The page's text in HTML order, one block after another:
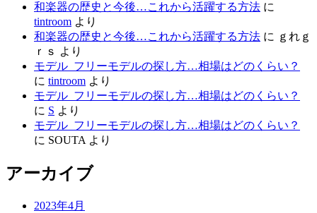
和楽器の歴史と今後…これから活躍する方法 に
tintroom より
和楽器の歴史と今後…これから活躍する方法 に ｇれｇ
ｒｓ より
モデル_フリーモデルの探し方…相場はどのくらい？
に tintroom より
モデル_フリーモデルの探し方…相場はどのくらい？
に S より
モデル_フリーモデルの探し方…相場はどのくらい？
に SOUTA より
アーカイブ
2023年4月